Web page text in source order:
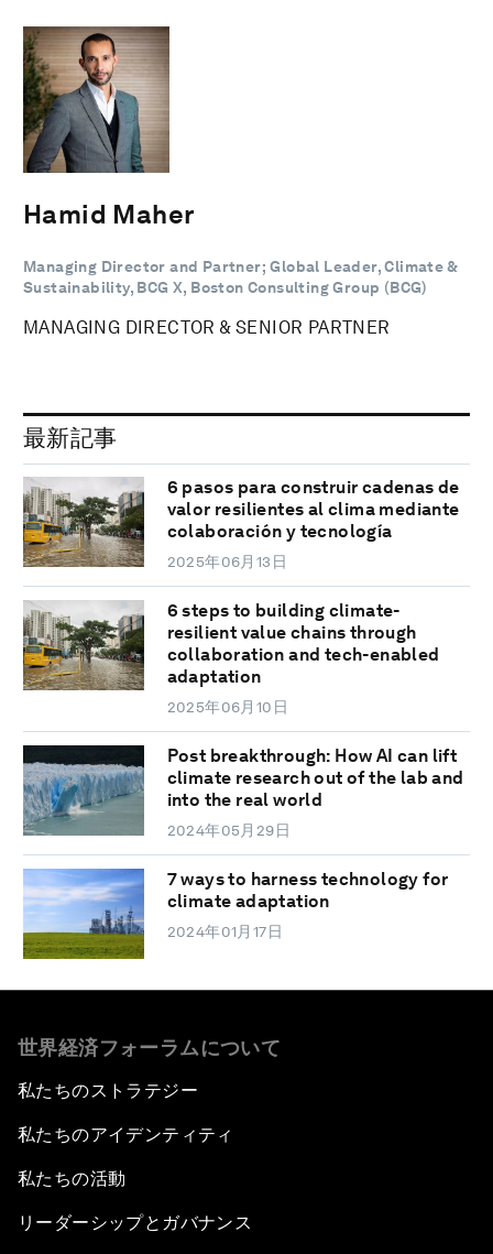
Hamid Maher
Managing Director and Partner; Global Leader, Climate &
Sustainability, BCG X, Boston Consulting Group (BCG)
MANAGING DIRECTOR & SENIOR PARTNER
最新記事
6 pasos para construir cadenas de
valor resilientes al clima mediante
colaboración y tecnología
2025年06月13日
6 steps to building climate-
resilient value chains through
collaboration and tech-enabled
adaptation
2025年06月10日
Post breakthrough: How AI can lift
climate research out of the lab and
into the real world
2024年05月29日
7 ways to harness technology for
climate adaptation
2024年01月17日
世界経済フォーラムについて
私たちのストラテジー
私たちのアイデンティティ
私たちの活動
リーダーシップとガバナンス